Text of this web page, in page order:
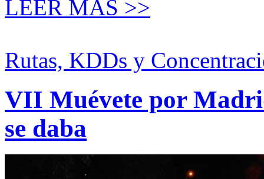
LEER MÁS >>
Rutas, KDDs y
VII Muévete por
se daba